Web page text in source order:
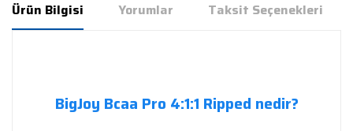
Ürün Bilgisi Yorumlar Taksit Seçenekleri
BigJoy Bcaa Pro 4:1:1 Ripped nedir?